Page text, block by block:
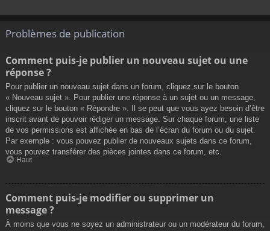
Problèmes de publication
Comment puis-je publier un nouveau sujet ou une
réponse ?
Pour publier un nouveau sujet dans un forum, cliquez sur le bouton
« Nouveau sujet ». Pour publier une réponse à un sujet ou un message,
cliquez sur le bouton « Répondre ». Il se peut que vous ayez besoin d’être
inscrit avant de pouvoir rédiger un message. Sur chaque forum, une liste
de vos permissions est affichée en bas de l’écran du forum ou du sujet.
Par exemple : vous pouvez publier de nouveaux sujets dans ce forum,
vous pouvez transférer des pièces jointes dans ce forum, etc.
Haut
Comment puis-je modifier ou supprimer un
message ?
À moins que vous ne soyez un administrateur ou un modérateur du forum,